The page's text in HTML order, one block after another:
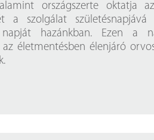
országszerte oktatja
a szolgálat születésnapjává
hazánkban. Ezen a
életmentésben élenjáró